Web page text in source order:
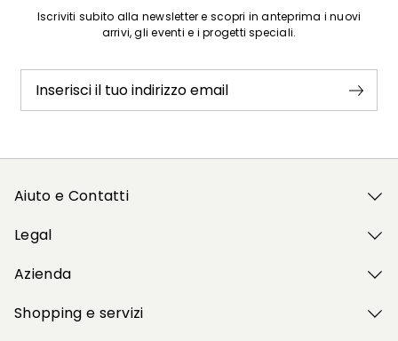
Iscriviti subito alla newsletter e scopri in anteprima i nuovi
arrivi, gli eventi e i progetti speciali.
Inserisci il tuo indirizzo email
Aiuto e Contatti
Legal
Azienda
Shopping e servizi